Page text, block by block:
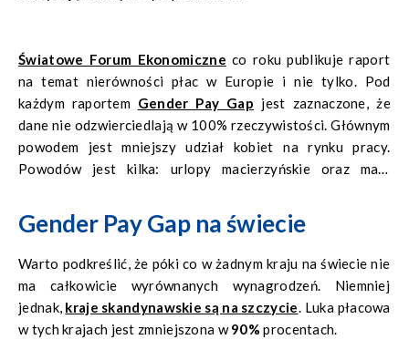
Światowe Forum Ekonomiczne co roku publikuje raport
na temat nierówności płac w Europie i nie tylko. Pod
każdym raportem Gender Pay Gap jest zaznaczone, że
dane nie odzwierciedlają w 100% rzeczywistości. Głównym
powodem jest mniejszy udział kobiet na rynku pracy.
Powodów jest kilka: urlopy macierzyńskie oraz mały
(prace fizyczne).
Gender Pay Gap na świecie
Warto podkreślić, że póki co w żadnym kraju na świecie nie
ma całkowicie wyrównanych wynagrodzeń. Niemniej
jednak, kraje skandynawskie są na szczycie. Luka płacowa
w tych krajach jest zmniejszona w90% procentach.